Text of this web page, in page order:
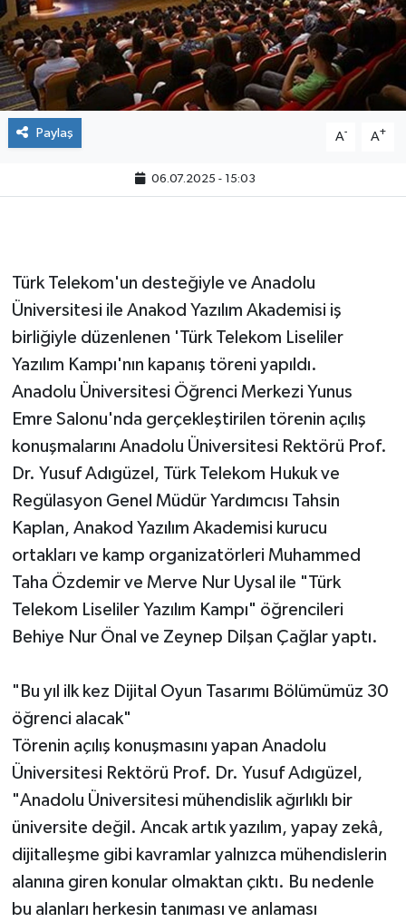
Paylaş A- A+
06.07.2025 - 15:03
Türk Telekom'un desteğiyle ve Anadolu
Üniversitesi ile Anakod Yazılım Akademisi iş
birliğiyle düzenlenen 'Türk Telekom Liseliler
Yazılım Kampı'nın kapanış töreni yapıldı.
Anadolu Üniversitesi Öğrenci Merkezi Yunus
Emre Salonu'nda gerçekleştirilen törenin açılış
konuşmalarını Anadolu Üniversitesi Rektörü Prof.
Dr. Yusuf Adıgüzel, Türk Telekom Hukuk ve
Regülasyon Genel Müdür Yardımcısı Tahsin
Kaplan, Anakod Yazılım Akademisi kurucu
ortakları ve kamp organizatörleri Muhammed
Taha Özdemir ve Merve Nur Uysal ile "Türk
Telekom Liseliler Yazılım Kampı" öğrencileri
Behiye Nur Önal ve Zeynep Dilşan Çağlar yaptı.
"Bu yıl ilk kez Dijital Oyun Tasarımı Bölümümüz 30
öğrenci alacak"
Törenin açılış konuşmasını yapan Anadolu
Üniversitesi Rektörü Prof. Dr. Yusuf Adıgüzel,
"Anadolu Üniversitesi mühendislik ağırlıklı bir
üniversite değil. Ancak artık yazılım, yapay zekâ,
dijitalleşme gibi kavramlar yalnızca mühendislerin
alanına giren konular olmaktan çıktı. Bu nedenle
bu alanları herkesin tanıması ve anlaması